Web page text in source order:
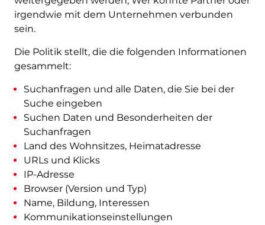
irgendwie mit dem Unternehmen verbunden
sein.
Die Politik stellt, die die folgenden Informationen
gesammelt:
Suchanfragen und alle Daten, die Sie bei der
Suche eingeben
Suchen Daten und Besonderheiten der
Suchanfragen
Land des Wohnsitzes, Heimatadresse
URLs und Klicks
IP-Adresse
Browser (Version und Typ)
Name, Bildung, Interessen
Kommunikationseinstellungen